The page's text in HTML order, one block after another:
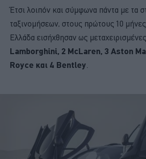
Έτσι λοιπόν και σύμφωνα πάντα με τα
ταξινομήσεων, στους πρώτους 10
Ελλάδα εισήχθησαν ως μεταχειρισμένες
Lamborghini, 2 McLaren, 3 Aston
Royce και 4 Bentley